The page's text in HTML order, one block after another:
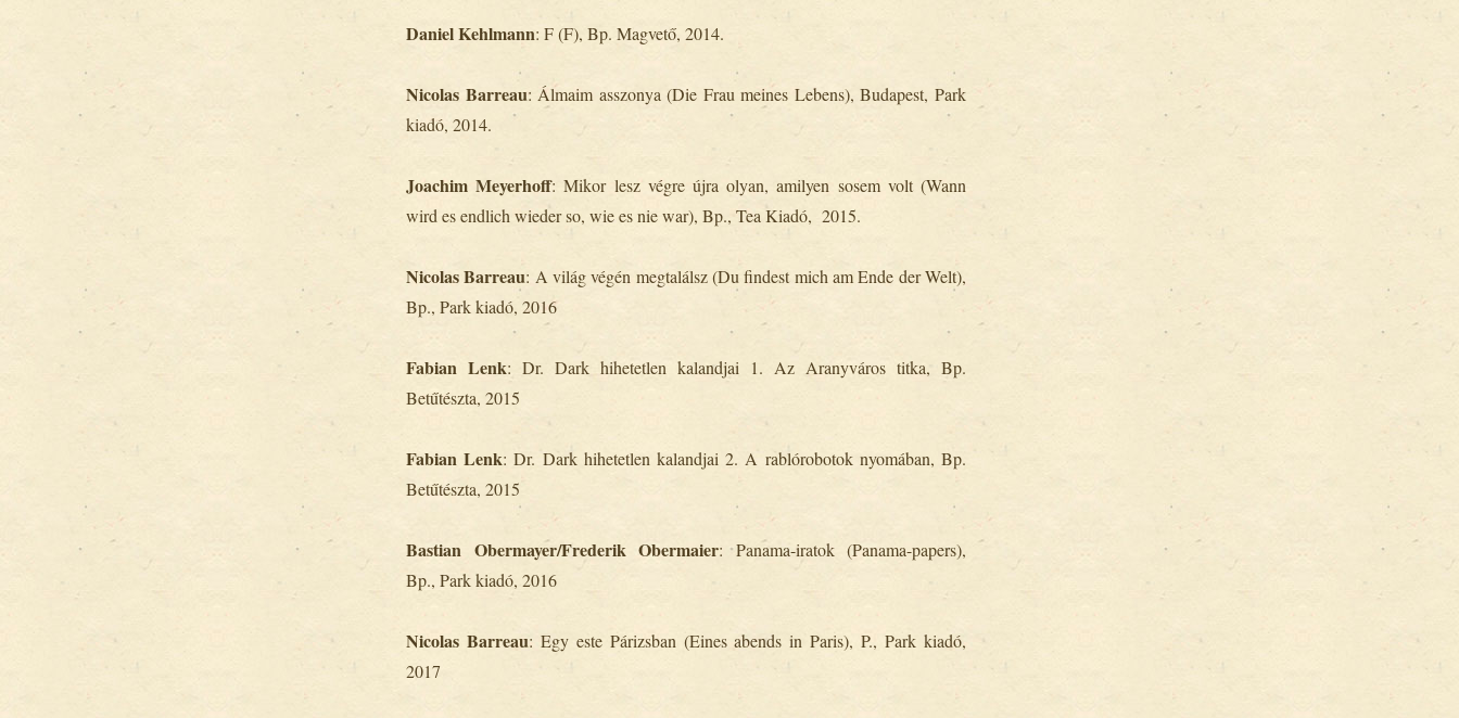
Daniel Kehlmann: F (F), Bp. Magvető, 2014.
Nicolas Barreau: Álmaim asszonya (Die Frau meines Lebens), Budapest, Park
kiadó, 2014.
Joachim Meyerhoff: Mikor lesz végre újra olyan, amilyen sosem volt (Wann
wird es endlich wieder so, wie es nie war), Bp., Tea Kiadó, 2015.
Nicolas Barreau: A világ végén megtalálsz (Du findest mich am Ende der Welt),
Bp., Park kiadó, 2016
Fabian Lenk: Dr. Dark hihetetlen kalandjai 1. Az Aranyváros titka, Bp.
Betűtészta, 2015
Fabian Lenk: Dr. Dark hihetetlen kalandjai 2. A rablórobotok nyomában, Bp.
Betűtészta, 2015
Bastian Obermayer/Frederik Obermaier: Panama-iratok (Panama-papers),
Bp., Park kiadó, 2016
Nicolas Barreau: Egy este Párizsban (Eines abends in Paris), P., Park kiadó,
2017